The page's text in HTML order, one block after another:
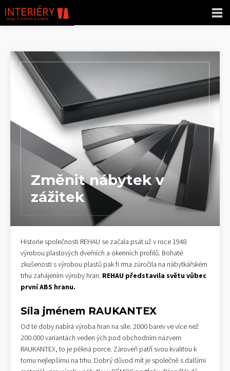
Změnit nábytek v
zážitek
Historie společnosti REHAU se začala psát už v roce 1948
výrobou plastových dveřních a okenních profilů. Bohaté
zkušenosti s výrobou plastů pak fi rma zúročila na nábytkářském
trhu zahájením výroby hran. REHAU představila světu vůbec
první ABS hranu.
Síla jménem RAUKANTEX
Od té doby nabírá výroba hran na síle. 2000 barev ve více než
200.000 variantách veden ých pod obchodním názvem
RAUKANTEX, to je pěkná porce. Zároveň patří svou kvalitou k
tomu nejlepšímu na trhu. Dobrý důvod mít je společně s dalšími